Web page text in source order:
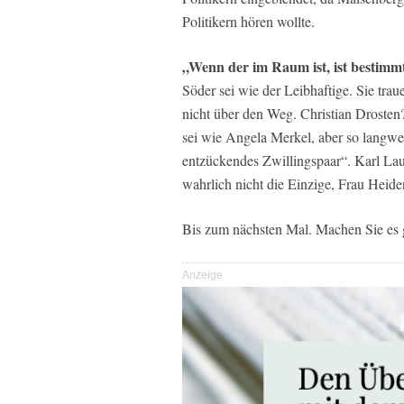
Politikern hören wollte.
„Wenn der im Raum ist, ist
Söder sei wie der Leibhaftige. Sie
nicht über den Weg. Christian
sei wie Angela Merkel, aber so
entzückendes Zwillingspaar“. Karl
wahrlich nicht die Einzige, Frau
Bis zum nächsten Mal. Machen Sie es
Anzeige